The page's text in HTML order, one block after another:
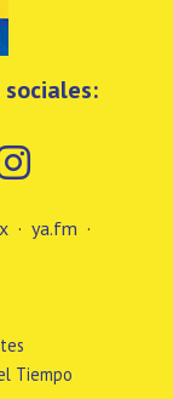
· ya.fm ·
Tiempo